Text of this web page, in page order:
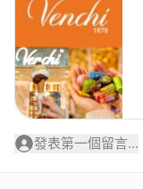
發表第一個留言...